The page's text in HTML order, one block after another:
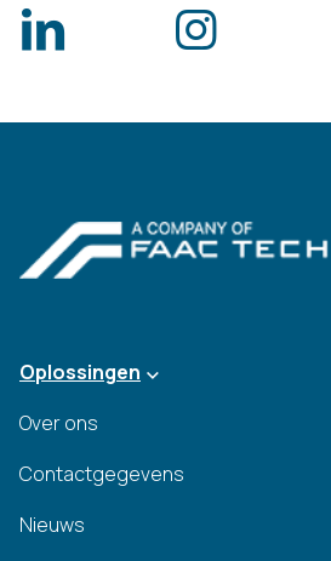
Oplossingen
Over ons
Contactgegevens
Nieuws